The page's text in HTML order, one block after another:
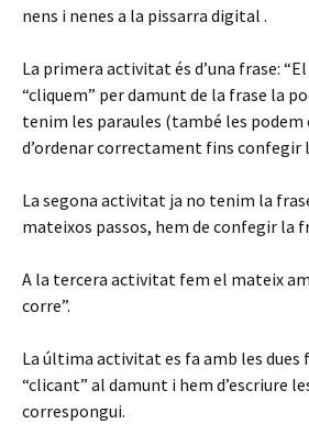
o
nens i nenes a la pissarra digital .
La primera activitat és d’una frase:
“cliquem” per damunt de la frase la
tenim les paraules (també les podem
d’ordenar correctament fins confegir
La segona activitat ja no tenim la
mateixos passos, hem de confegir la
A la tercera activitat fem el mateix
corre”.
La última activitat es fa amb les dues
“clicant” al damunt i hem d’escriure
correspongui.